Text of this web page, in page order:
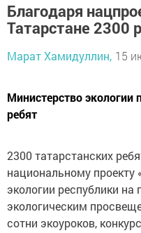
Благодаря
Татарстане 2300
Марат Хамидуллин, 15
Министерство
ребят
2300 татарстанских
национальному проекту
экологии республики
экологическим
сотни экоуроков,